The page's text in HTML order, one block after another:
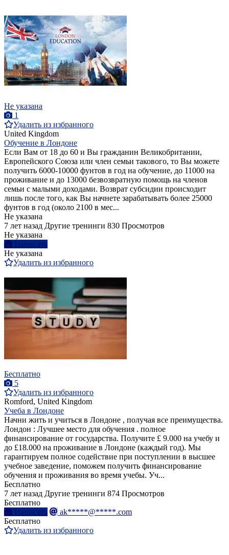
Не указана
1
Удалить из избранного
United Kingdom
Обучение в Лондоне
Если Вам от 18 до 60 и Вы гражданин Великобритании,
Европейского Союза или член семьи такового, то Вы можете
получить 6000-10000 фунтов в год на обучение, до 11000 на
проживание и до 13000 безвозвратную помощь на членов
семьи с малыми доходами. Возврат субсидии происходит
лишь после того, как Вы начнете зарабатывать более 25000
фунтов в год (около 2100 в мес...
Не указана
7 лет назад Другие тренинги 830 Просмотров
Не указана
Написать
Не указана
Удалить из избранного
Бесплатно
5
Удалить из избранного
Romford, United Kingdom
Учеба в Лондоне
Начни жить и учиться в Лондоне , получая все преимущества.
Лондон : Лучшее место для обучения . полное
финансирование от государства. Получите £ 9.000 на учебу и
до £18.000 на проживание в Лондоне (каждый год). Мы
гарантируем полное содействие при поступлении в высшее
учебное заведение, поможем получить финансирование
обучения и проживания во время учебы. Уч...
Бесплатно
7 лет назад Другие тренинги 874 Просмотров
Бесплатно
Написать
ak*****@*****.com
Бесплатно
Удалить из избранного